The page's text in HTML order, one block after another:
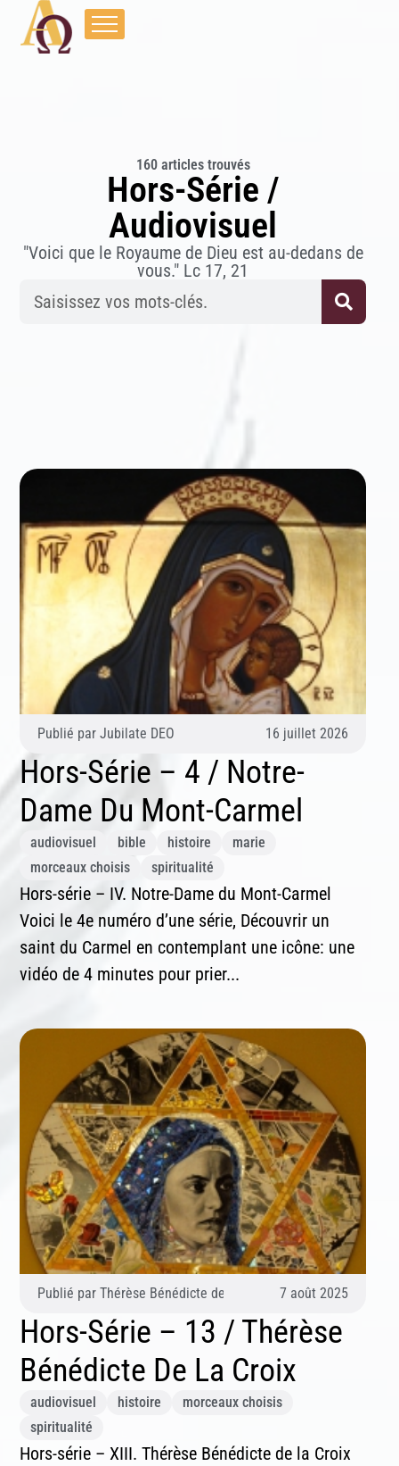
160 articles trouvés
Hors-Série /
Audiovisuel
"Voici que le Royaume de Dieu est au-dedans de
vous." Lc 17, 21
Publié par Jubilate DEO 16 juillet 2026
Hors-Série – 4 / Notre-
Dame Du Mont-Carmel
audiovisuel bible histoire
marie
morceaux choisis
spiritualité
Hors-série – IV. Notre-Dame du Mont-Carmel
Voici le 4e numéro d’une série, Découvrir un
saint du Carmel en contemplant une icône: une
vidéo de 4 minutes pour prier...
Publié par Thérèse Bénédicte de la Croix (Edith Stein)
7 août 2025
Hors-Série – 13 / Thérèse
Bénédicte De La Croix
audiovisuel histoire
morceaux choisis
spiritualité
Hors-série – XIII. Thérèse Bénédicte de la Croix